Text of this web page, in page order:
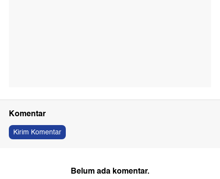
Komentar
Kirim Komentar
Belum ada komentar.